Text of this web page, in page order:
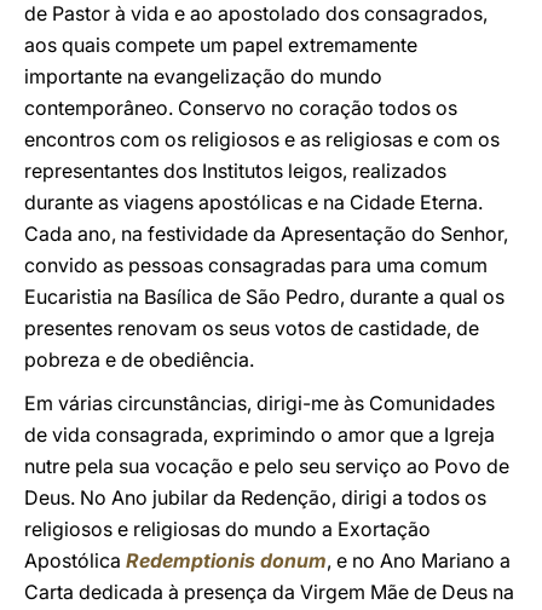
de Pastor à vida e ao apostolado dos consagrados,
aos quais compete um papel extremamente
importante na evangelização do mundo
contemporâneo. Conservo no coração todos os
encontros com os religiosos e as religiosas e com os
representantes dos Institutos leigos, realizados
durante as viagens apostólicas e na Cidade Eterna.
Cada ano, na festividade da Apresentação do Senhor,
convido as pessoas consagradas para uma comum
Eucaristia na Basílica de São Pedro, durante a qual os
presentes renovam os seus votos de castidade, de
pobreza e de obediência.
Em várias circunstâncias, dirigi-me às Comunidades
de vida consagrada, exprimindo o amor que a Igreja
nutre pela sua vocação e pelo seu serviço ao Povo de
Deus. No Ano jubilar da Redenção, dirigi a todos os
religiosos e religiosas do mundo a Exortação
Apostólica Redemptionis donum, e no Ano Mariano a
Carta dedicada à presença da Virgem Mãe de Deus na